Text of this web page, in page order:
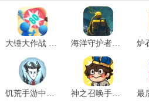
大锤大作战 v1.0.1 海洋守护者穹顶生存 v0.6.19
饥荒手游中文版 v1.19.18 神之召唤手游 v1.0.5